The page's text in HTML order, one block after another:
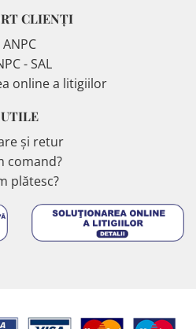
CLIENȚI
ANPC
- SAL
online a litigiilor
UTILE
și retur
comand?
plătesc?